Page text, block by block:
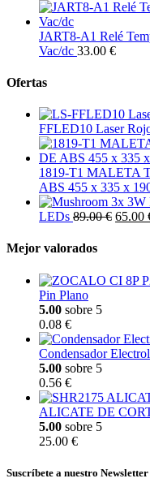
JART8-A1 Relé
Vac/dc 33.00 €
Ofertas
FFLED10 Laser
1819-T1 MALETA
ABS 455 x 335 x
LEDs 89.00 € 65.00
Mejor valorados
Pin Plano
5.00 sobre 5
0.08 €
Condensador
5.00 sobre 5
0.56 €
ALICATE DE
5.00 sobre 5
25.00 €
Suscríbete a nuestro Newsletter